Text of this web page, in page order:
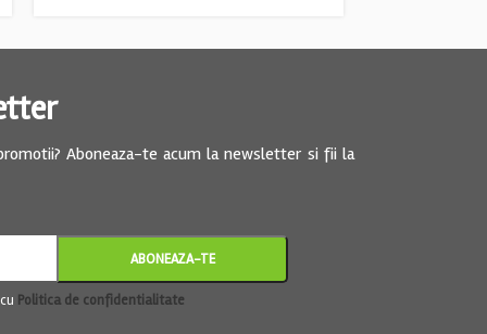
Aboneaza-te acum la newsletter si fii la
Politica de confidentialitate